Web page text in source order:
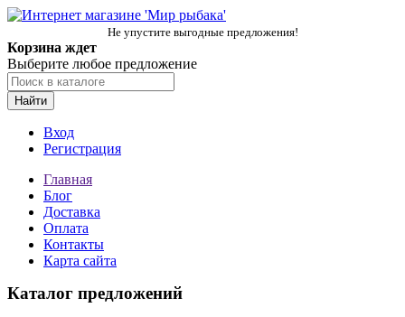
Не упустите выгодные предложения!
Корзина ждет
Выберите любое предложение
Найти
Вход
Регистрация
Главная
Блог
Доставка
Оплата
Контакты
Карта сайта
Каталог предложений